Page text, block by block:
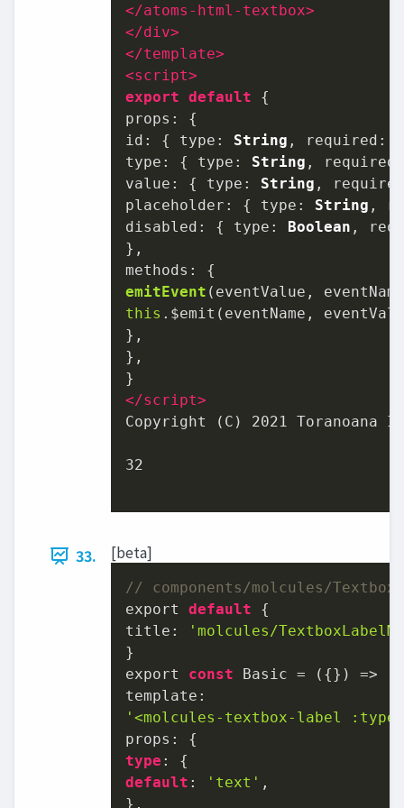
</atoms-html-textbox>
</div>
</template>
<script>
export default
props
id : { type : String , required :
type : { type : String , required
value : { type : String ,
required
placeholder : { type : String ,
disabled : { type : Boolean ,
methods
emitEvent ( eventValue, eventName
this .$emit(eventName,
},
},
</script>
Copyright (C) 2021 Toranoana
32
33. [beta]
// components/molcules/
export default {
title:
'molcules/
}
export const Basic = ({}) => ({
'<molcules-textbox-label
type
default : 'text' ,
},